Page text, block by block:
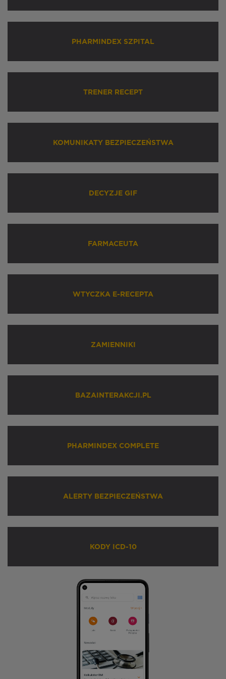
PHARMINDEX SZPITAL
TRENER RECEPT
KOMUNIKATY BEZPIECZEŃSTWA
DECYZJE GIF
FARMACEUTA
WTYCZKA E-RECEPTA
ZAMIENNIKI
BAZAINTERAKCJI.PL
PHARMINDEX COMPLETE
ALERTY BEZPIECZEŃSTWA
KODY ICD-10